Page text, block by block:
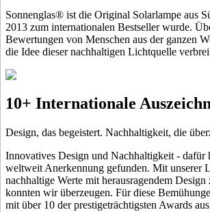
Sonnenglas® ist die Original Solarlampe aus
2013 zum internationalen Bestseller wurde.
Bewertungen von Menschen aus der ganzen
die Idee dieser nachhaltigen Lichtquelle
10+ Internationale
Design, das begeistert. Nachhaltigkeit, die
Innovatives Design und Nachhaltigkeit - dafür
weltweit Anerkennung gefunden. Mit unserer
nachhaltige Werte mit herausragendem
konnten wir überzeugen. Für diese
mit über 10 der prestigeträchtigsten Awards